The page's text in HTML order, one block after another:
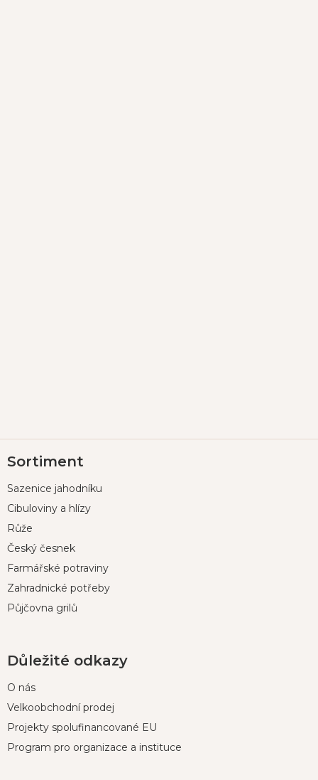
á
a
Sortiment
Sazenice jahodníku
Cibuloviny a hlízy
Růže
Český česnek
Farmářské potraviny
Zahradnické potřeby
Půjčovna grilů
Důležité odkazy
O nás
Velkoobchodní prodej
Projekty spolufinancované EU
Program pro organizace a instituce